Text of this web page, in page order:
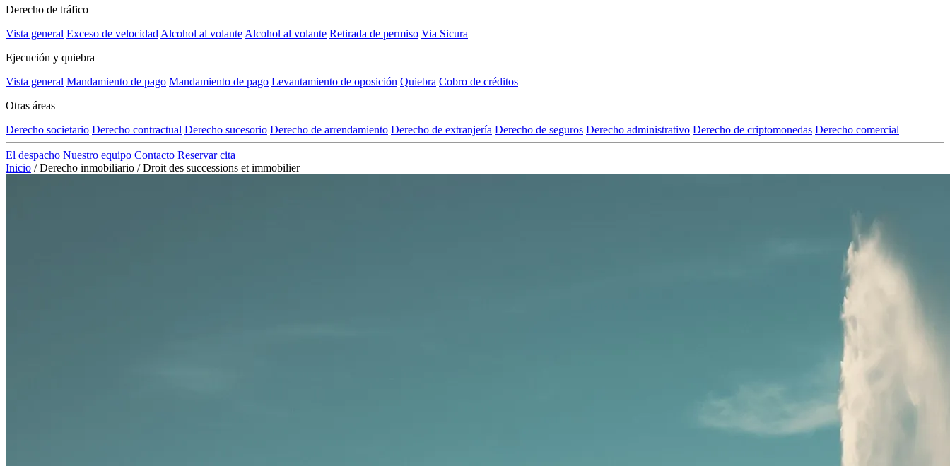
Derecho de tráfico
Vista general Exceso de velocidad Alcohol al volante Alcohol al volante Retirada de permiso Via Sicura
Ejecución y quiebra
Vista general Mandamiento de pago Mandamiento de pago Levantamiento de oposición Quiebra Cobro de créditos
Otras áreas
Derecho societario Derecho contractual Derecho sucesorio Derecho de arrendamiento Derecho de extranjería Derecho de seguros Derecho administrativo Derecho de criptomonedas Derecho comercial
El despacho Nuestro equipo Contacto Reservar cita
Inicio / Derecho inmobiliario / Droit des successions et immobilier